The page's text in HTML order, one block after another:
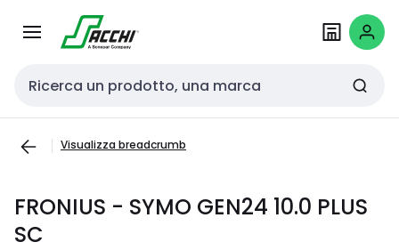
navigazionecontenuto
Cerca input
Visualizza breadcrumb
FRONIUS - SYMO GEN24 10.0 PLUS
SC